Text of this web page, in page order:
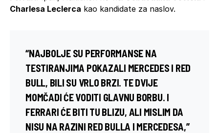
Charlesa Leclerca kao kandidate za naslov.
“NAJBOLJE SU PERFORMANSE NA
TESTIRANJIMA POKAZALI MERCEDES I RED
BULL, BILI SU VRLO BRZI. TE DVIJE
MOMČADI ĆE VODITI GLAVNU BORBU. I
FERRARI ĆE BITI TU BLIZU, ALI MISLIM DA
NISU NA RAZINI RED BULLA I MERCEDESA,”